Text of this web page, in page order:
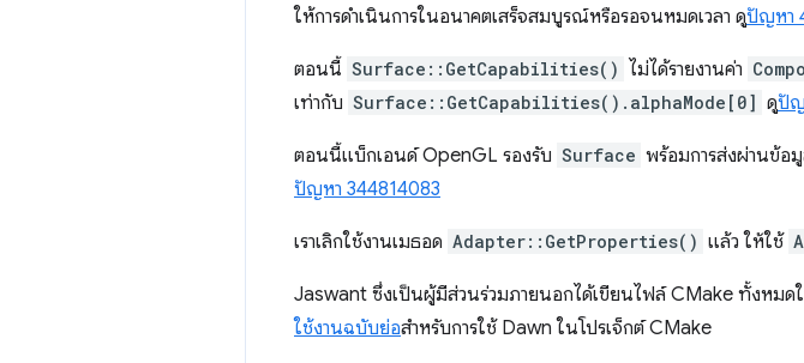
ให้การดำเนินการในอนาคตเสร็จสมบูรณ์หรือรอจนหมดเวลา ดูปัญหา
ตอนนี้ Surface::GetCapabilities() ไม่ได้รายงานค่า
เท่ากับ Surface::GetCapabilities().alphaMode[0] ดูปั
ตอนนี้แบ็กเอนด์ OpenGL รองรับ Surface พร้อมการส่งผ่านข้อ
ปัญหา 344814083
เราเลิกใช้งานเมธอด Adapter::GetProperties() แล้ว ให้ใช้
Jaswant ซึ่งเป็นผู้มีส่วนร่วมภายนอกได้เขียนไฟล์ CMake ทั้งหมด
ใช้งานฉบับย่อสำหรับการใช้ Dawn ในโปรเจ็กต์ CMake